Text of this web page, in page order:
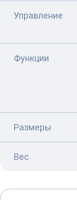
Управление
Функции
Размеры
Вес